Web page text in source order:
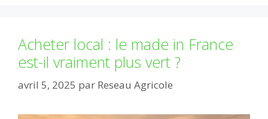
Acheter local : le made in France
est-il vraiment plus vert ?
avril 5, 2025 par Reseau Agricole